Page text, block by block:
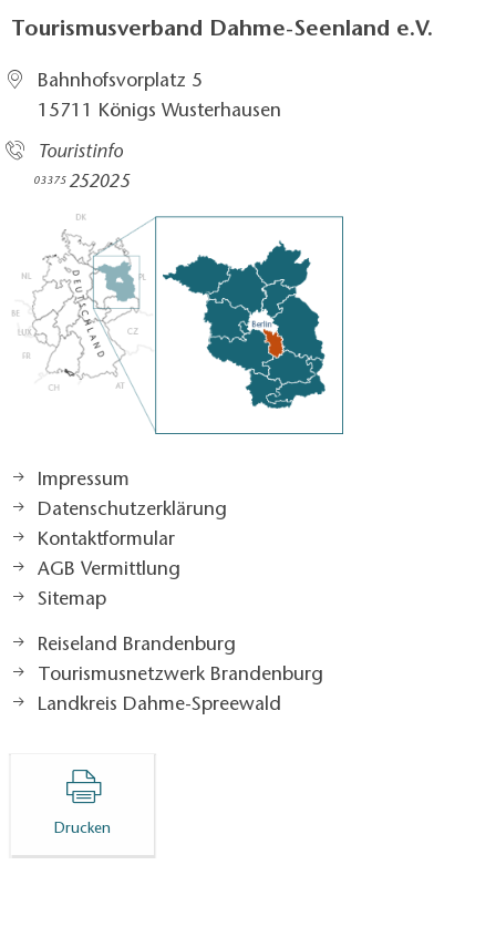
Tourismusverband Dahme-Seenland e.V.
Bahnhofsvorplatz 5​
15711 Königs Wusterhausen
Touristinfo
03375252025​
Impressum
Datenschutzerklärung
Kontaktformular
AGB Vermittlung
Sitemap
Reiseland Brandenburg
Tourismusnetzwerk Brandenburg
Landkreis Dahme-Spreewald
Drucken